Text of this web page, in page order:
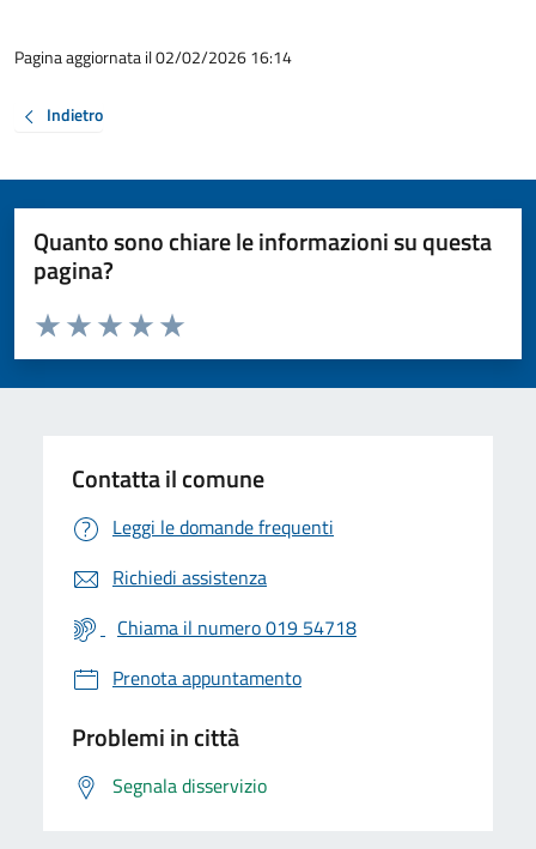
Pagina aggiornata il 02/02/2026 16:14
Indietro
Quanto sono chiare le informazioni su questa
pagina?
Valuta da 1 a 5 stelle la pagina
Valuta 5 stelle su 5
Valuta 4 stelle su 5
Valuta 3 stelle su 5
Valuta 2 stelle su 5
Valuta 1 stelle su 5
Contatta il comune
Leggi le domande frequenti
Richiedi assistenza
Chiama il numero 019 54718
Prenota appuntamento
Problemi in città
Segnala disservizio